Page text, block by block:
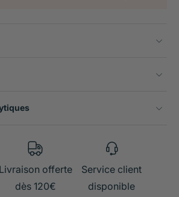
Livraison offerte
dès 120€
Service client
disponible